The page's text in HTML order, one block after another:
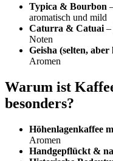
Typica & Bourbon
aromatisch und mild
Caturra & Catuai –
Noten
Geisha (selten,
Aromen
Warum ist
besonders?
Höhenlagenkaffee
Aromen
Handgepflückt &